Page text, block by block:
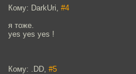
Кому: DarkUri, #4
я тоже.
yes yes yes !
Кому: .DD, #5